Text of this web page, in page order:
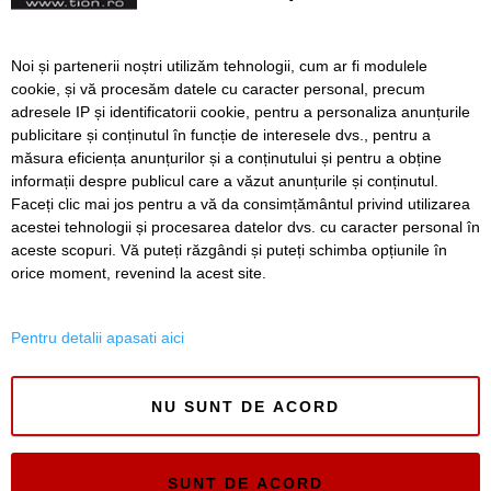
Angajați ai ITM Timiș, în
control alături de inspectori
de muncă din Italia. Vizat a
fost domeniul construcțiilor
Înapoi Înainte
SERVICII Redactia
Folosinta Cookie-urilor
Noi și partenerii noștri utilizăm tehnologii, cum ar fi modulele
cookie, și vă procesăm datele cu caracter personal, precum
adresele IP și identificatorii cookie, pentru a personaliza anunțurile
publicitare și conținutul în funcție de interesele dvs., pentru a
măsura eficiența anunțurilor și a conținutului și pentru a obține
informații despre publicul care a văzut anunțurile și conținutul.
Faceți clic mai jos pentru a vă da consimțământul privind utilizarea
acestei tehnologii și procesarea datelor dvs. cu caracter personal în
aceste scopuri. Vă puteți răzgândi și puteți schimba opțiunile în
orice moment, revenind la acest site.
Pentru detalii apasati aici
NU SUNT DE ACORD
SUNT DE ACORD